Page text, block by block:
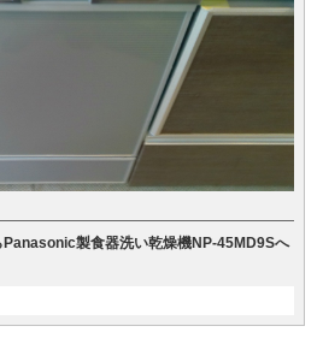
Panasonic製食器洗い乾燥機NP-45MD9Sへ